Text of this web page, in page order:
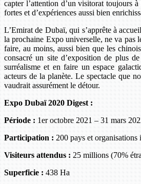
capter l’attention d’un visitorat toujours
fortes et d’expériences aussi bien
L’Emirat de Dubaï, qui s’apprête à
la prochaine Expo universelle, ne va pas
faire, au moins, aussi bien que les
consacré un site d’exposition de plus
surréalisme et en faire un espace
acteurs de la planète. Le spectacle que
vaudrait assurément le détour.
Expo Dubaï 2020 Digest :
Période : 1er octobre 2021 – 31 mars
Participation : 200 pays et organisations
Visiteurs attendus : 25 millions (70%
Superficie : 438 Ha